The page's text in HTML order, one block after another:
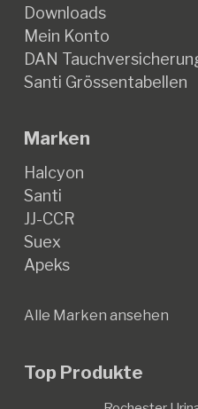
Downloads
Mein Konto
DAN
Santi Grössentabellen
Marken
Halcyon
Santi
JJ-CCR
Suex
Apeks
Alle Marken ansehen
Top Produkte